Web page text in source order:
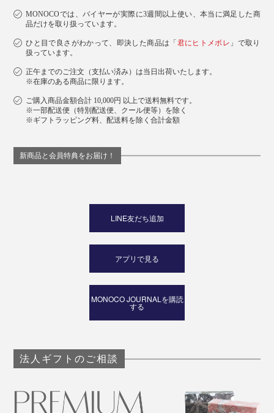
MONOCOでは、バイヤーが実際に3週間以上使い、本当に満足した商
品だけを取り扱っています。
ひと目で良さがわかって、即決した商品は「君にヒトメボレ 」で取り
扱っています。
正午までのご注文（支払い済み）は当日出荷いたします。
※在庫のある商品に限ります。
ご購入商品金額合計 10,000円 以上で送料無料です。
※一部配送便（特別配送便、クール便等）を除く
※ギフトラッピング料、配送料を除く合計金額
新商品と会員特典をお届け！
LINE友だち追加
アプリで見る
MONOCO JOURNALを購読
する
法人ギフトのご相談